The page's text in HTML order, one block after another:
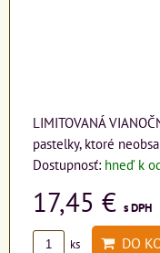
LIMITOVANÁ
pastelky, ktoré
Dostupnosť: hneď k
17,45 € s DPH
ks DO